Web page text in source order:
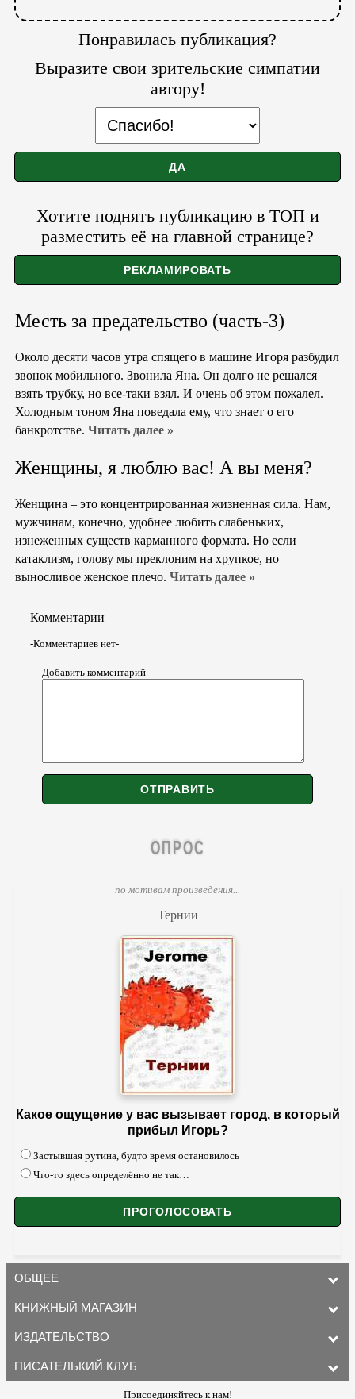
Понравилась публикация?
Выразите свои зрительские симпатии
автору!
Хотите поднять публикацию в ТОП и
разместить её на главной странице?
Месть за предательство (часть-3)
Около десяти часов утра спящего в машине Игоря разбудил
звонок мобильного. Звонила Яна. Он долго не решался
взять трубку, но все-таки взял. И очень об этом пожалел.
Холодным тоном Яна поведала ему, что знает о его
банкротстве. Читать далее »
Женщины, я люблю вас! А вы меня?
Женщина – это концентрированная жизненная сила. Нам,
мужчинам, конечно, удобнее любить слабеньких,
изнеженных существ карманного формата. Но если
катаклизм, голову мы преклоним на хрупкое, но
выносливое женское плечо. Читать далее »
Комментарии
-Комментариев нет-
Добавить комментарий
ОПРОС
по мотивам произведения...
Тернии
Какое ощущение у вас вызывает город, в который
прибыл Игорь?
Застывшая рутина, будто время остановилось
Что-то здесь определённо не так…
ОБЩЕЕ
КНИЖНЫЙ МАГАЗИН
ИЗДАТЕЛЬСТВО
ПИСАТЕЛЬКИЙ КЛУБ
Присоединяйтесь к нам!